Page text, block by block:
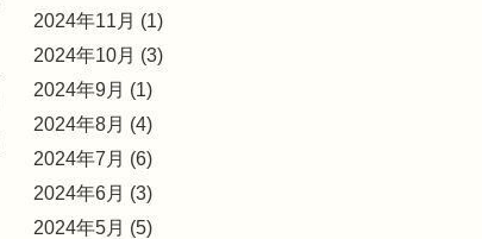
2024年11月 (1)
2024年10月 (3)
2024年9月 (1)
2024年8月 (4)
2024年7月 (6)
2024年6月 (3)
2024年5月 (5)